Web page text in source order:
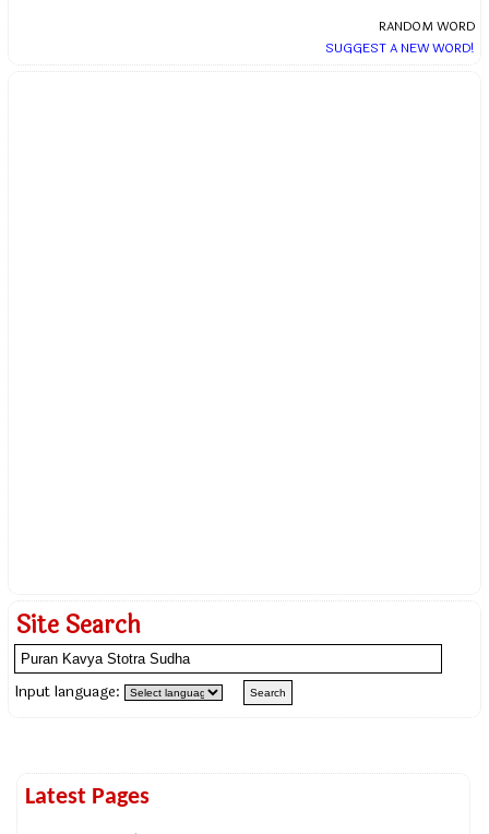
RANDOM WORD
SUGGEST A NEW WORD!
Site Search
Input language:
Latest Pages